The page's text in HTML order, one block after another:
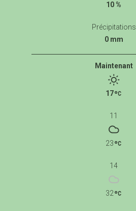
10 %
Précipitations
0 mm
Maintenant
17
11
23
14
32